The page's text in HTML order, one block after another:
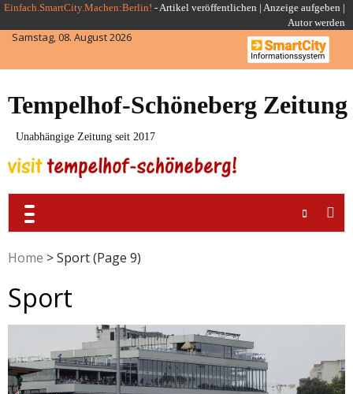
Skip
to
content
Einfach.SmartCity.Machen:Berlin! -Artikel veröffentlichen | Anzeige aufgeben |
Autor werden
Samstag, 08. August 2026
Tempelhof-Schöneberg Zeitung
Unabhängige Zeitung seit 2017
Home >Sport(Page 9)
Sport